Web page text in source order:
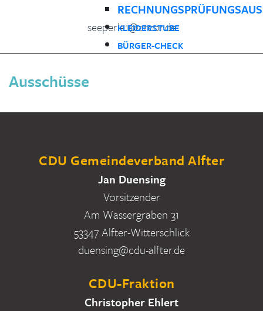
KLEIDERSTUBE
BÜRGER-CHECK
seeperle1@arcor.de
Ausschüsse
CDU Gemeindeverband Alfter
Jan Duensing
Vorsitzender
Am Wassergraben 31
53347 Alfter-Witterschlick
duensing@cdu-alfter.de
CDU-Fraktion
Christopher Ehlert